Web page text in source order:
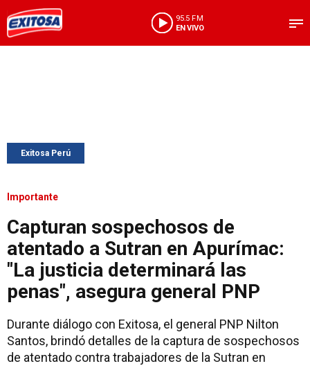
95.5 FM
EN VIVO
Exitosa Perú
Importante
Capturan sospechosos de
atentado a Sutran en Apurímac:
"La justicia determinará las
penas", asegura general PNP
Durante diálogo con Exitosa, el general PNP Nilton
Santos, brindó detalles de la captura de sospechosos
de atentado contra trabajadores de la Sutran en